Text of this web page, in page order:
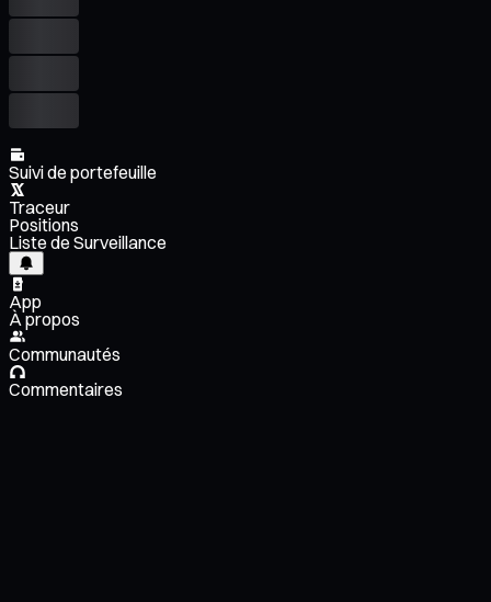
Suivi de portefeuille
Traceur
Positions
Liste de Surveillance
App
À propos
Communautés
Commentaires